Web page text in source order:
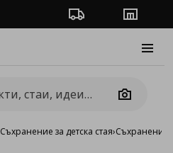
Проследяване на
Camera
Съхранение за детска стая›Съхранение